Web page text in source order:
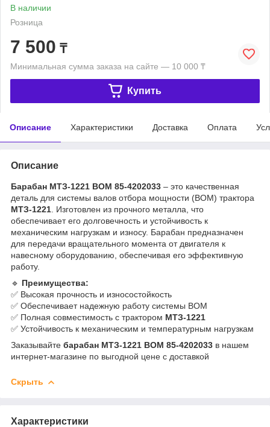
В наличии
Розница
7 500 ₸
Минимальная сумма заказа на сайте — 10 000 ₸
Купить
Описание Характеристики Доставка Оплата
Описание
Барабан МТЗ-1221 ВОМ 85-4202033 – это качественная
деталь для системы валов отбора мощности (ВОМ) трактора
МТЗ-1221 . Изготовлен из прочного металла, что
обеспечивает его долговечность и устойчивость к
механическим нагрузкам и износу. Барабан предназначен
для передачи вращательного момента от двигателя к
навесному оборудованию, обеспечивая его эффективную
работу.
🔹 Преимущества:
✅ Высокая прочность и износостойкость
✅ Обеспечивает надежную работу системы ВОМ
✅ Полная совместимость с трактором МТЗ-1221
✅ Устойчивость к механическим и температурным нагрузкам
Заказывайте барабан МТЗ-1221 ВОМ 85-4202033 в нашем
интернет-магазине по выгодной цене с доставкой
Скрыть
Характеристики